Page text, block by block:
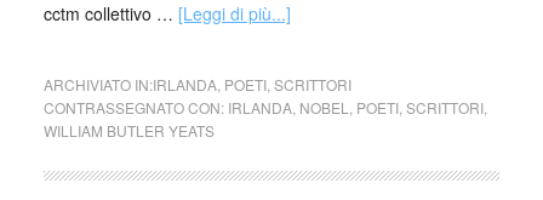
cctm collettivo … [Leggi di più...]
ARCHIVIATO IN:IRLANDA, POETI, SCRITTORI
CONTRASSEGNATO CON: IRLANDA, NOBEL POETI, SCRITTORI,
WILLIAM BUTLER YEATS